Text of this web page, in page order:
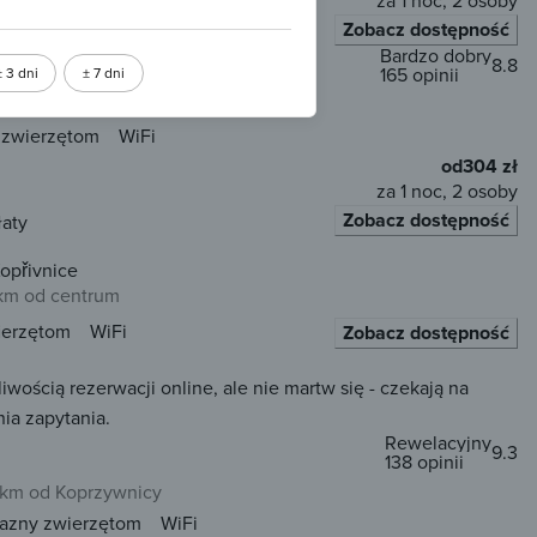
3 dni ± 7 dni
Zobacz dostępność
8.8
Bardzo dobry
165 opinii
WiFi
od304 zł
za 1 noc, 2 osoby
Zobacz dostępność
od centrum
WiFi Zobacz dostępność
rezerwacji online, ale nie martw się - czekają na
zapytania.
od Koprzywnicy
9.3
Rewelacyjny
138 opinii
zwierzętom
WiFi